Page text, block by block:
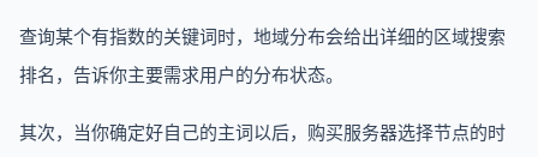
查询某个有指数的关键词时，地域分布会给出详细的区域搜索
排名，告诉你主要需求用户的分布状态。
其次，当你确定好自己的主词以后，购买服务器选择节点的时